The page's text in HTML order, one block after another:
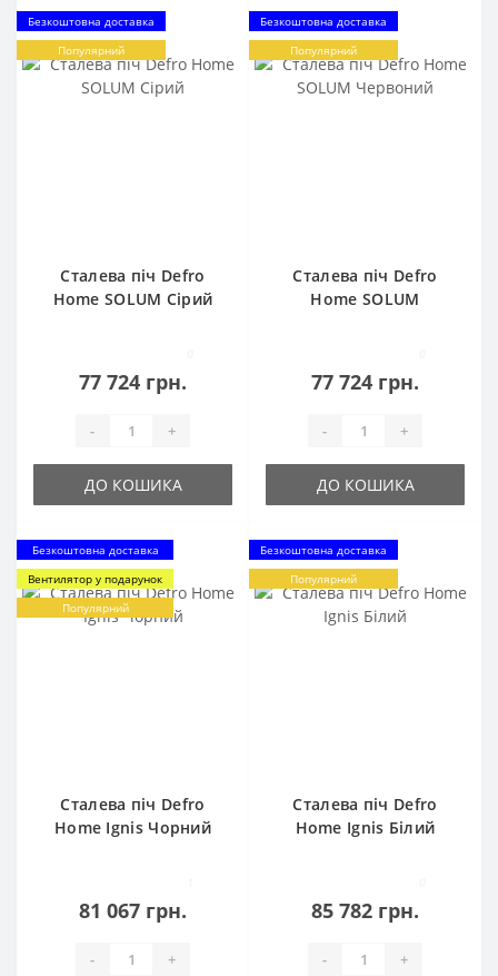
Безкоштовна доставка
Популярний
Сталева піч Defro
Home SOLUM Сірий
77 724 грн.
- +
ДО КОШИКА
Безкоштовна доставка
Популярний
Сталева піч Defro
Home SOLUM
77 724 грн.
- +
ДО КОШИКА
Безкоштовна доставка
Вентилятор у подарунок
Популярний
Сталева піч Defro
Home Ignis Чорний
81 067 грн.
- +
Безкоштовна доставка
Популярний
Сталева піч Defro
Home Ignis Білий
85 782 грн.
- +